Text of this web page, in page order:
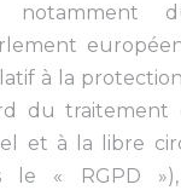
à la
du traitement
et à la libre
le « RGPD